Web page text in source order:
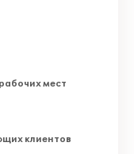
мест
клиентов